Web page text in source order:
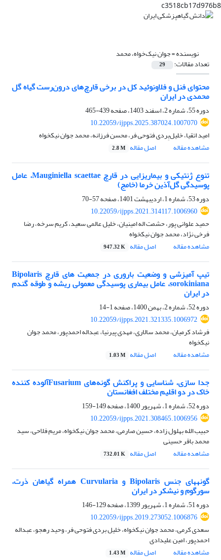
c3518cb17d976b8
نویسنده =جوان نیک‌خواه، محمد
تعداد مقالات: 29
محتوای فنل و فلاونوئید کل در برخی قارچ‌های درون‌رست گیاه گل
محمدی در ایران
دوره 55، شماره 2، اسفند 1403، صفحه
439-465
10.22059/ijpps.2025.387024.1007070
امید اتقیا، خلیل‌بِردی فتوحی فر، محسن فرزانه، محمد جوان نیکخواه
مشاهده مقاله
اصل مقاله 2.8 M
تنوع ژنتیکی و بیماریزایی در قارچ Mauginiella scaettae، عامل
پوسیدگی گل‌آذین خرما (خامج)
دوره 53، شماره 1، اردیبهشت 1401، صفحه
57-70
10.22059/ijpps.2021.314117.1006960
حمید علوانی پور، حشمت اله امینیان، خلیل عالمی سعید، کریم سرخه، رضا
فرخی نژاد، محمد جوان نیکخواه
مشاهده مقاله
اصل مقاله 947.32 K
تیپ آمیزشی و وضعیت باروری در جمعیت های قارچ Bipolaris
sorokiniana، عامل بیماری پوسیدگی معمولی ریشه و طوقه گندم
در ایران
دوره 52، شماره 2، بهمن 1400، صفحه
1-14
10.22059/ijpps.2021.321335.1006972
فرشاد کرمیان، محمد سالاری، مهدی پیرنیا، عبداله احمدپور، محمد جوان
نیکخواه
مشاهده مقاله
اصل مقاله 1.03 M
جدا سازی، شناسایی و پراکنش گونه‌های Fusariumآلوده کننده
خاک در دو اقلیم مختلف افغانستان
دوره 52، شماره 1، شهریور 1400، صفحه
149-159
10.22059/ijpps.2021.308465.1006956
حبیب الله بهلول زاده، حسین صارمی، محمد جوان نیکخواه، مریم فلاحی، سید
محمد باقر حسینی
مشاهده مقاله
اصل مقاله 732.01 K
گونه‎های جنس Bipolaris و Curvularia همراه گیاهان ذرت،
سورگوم و نیشکر در ایران
دوره 51، شماره 1، شهریور 1399، صفحه
129-146
10.22059/ijpps.2019.273052.1006876
سعدی کرمی، محمد جوان نیکخواه، خلیل بردی فتوحی فر، وحید رهجو، عبداله
احمدپور، امین علیدادی
مشاهده مقاله
اصل مقاله 1.43 M